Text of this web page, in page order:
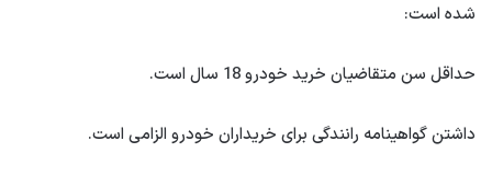
شده است:
حداقل سن متقاضیان خرید خودرو 18 سال است.
داشتن گواهینامه رانندگی برای خریداران خودرو الزامی است.